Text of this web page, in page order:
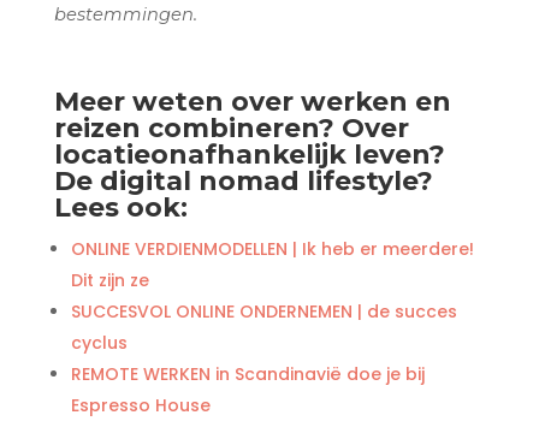
bestemmingen.
Meer weten over werken en
reizen combineren? Over
locatieonafhankelijk leven?
De digital nomad lifestyle?
Lees ook:
ONLINE VERDIENMODELLEN | Ik heb er meerdere!
Dit zijn ze
SUCCESVOL ONLINE ONDERNEMEN | de succes
cyclus
REMOTE WERKEN in Scandinavië doe je bij
Espresso House